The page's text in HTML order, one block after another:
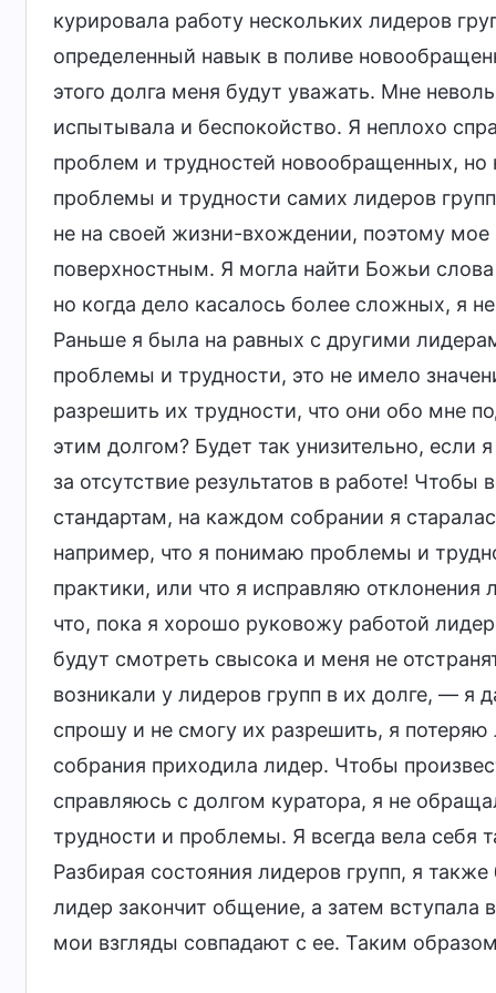
курировала работу нескольких лидеров
определенный навык в поливе
этого долга меня будут уважать. Мне
испытывала и беспокойство. Я неплохо
проблем и трудностей новообращенных,
проблемы и трудности самих лидеров
не на своей жизни-вхождении, поэтому
поверхностным. Я могла найти Божьи
но когда дело касалось более сложных, я
Раньше я была на равных с другими
проблемы и трудности, это не имело
разрешить их трудности, что они обо мне
этим долгом? Будет так унизительно,
за отсутствие результатов в работе!
стандартам, на каждом собрании я
например, что я понимаю проблемы и
практики, или что я исправляю отклонения
что, пока я хорошо руковожу работой
будут смотреть свысока и меня не
возникали у лидеров групп в их долге, — я
спрошу и не смогу их разрешить, я
собрания приходила лидер. Чтобы
справляюсь с долгом куратора, я не
трудности и проблемы. Я всегда вела себя
Разбирая состояния лидеров групп, я
лидер закончит общение, а затем вступала
мои взгляды совпадают с ее. Таким